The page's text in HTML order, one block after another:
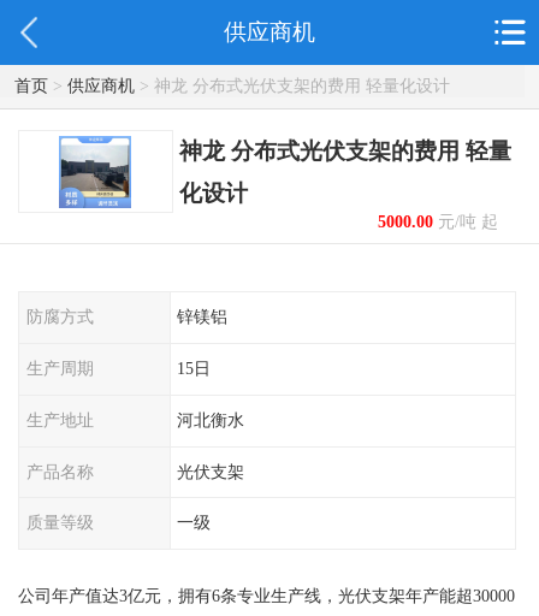
供应商机
首页> 供应商机> 神龙 分布式光伏支架的费用 轻量化设计
神龙 分布式光伏支架的费用 轻量
化设计
5000.00元/吨 起
防腐方式 锌镁铝
生产周期 15日
生产地址 河北衡水
产品名称 光伏支架
质量等级 一级
公司年产值达3亿元，拥有6条专业生产线，光伏支架年产能超30000